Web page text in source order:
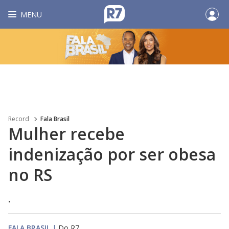
MENU
Record Fala Brasil
Mulher recebe
indenização por ser obesa
no RS
.